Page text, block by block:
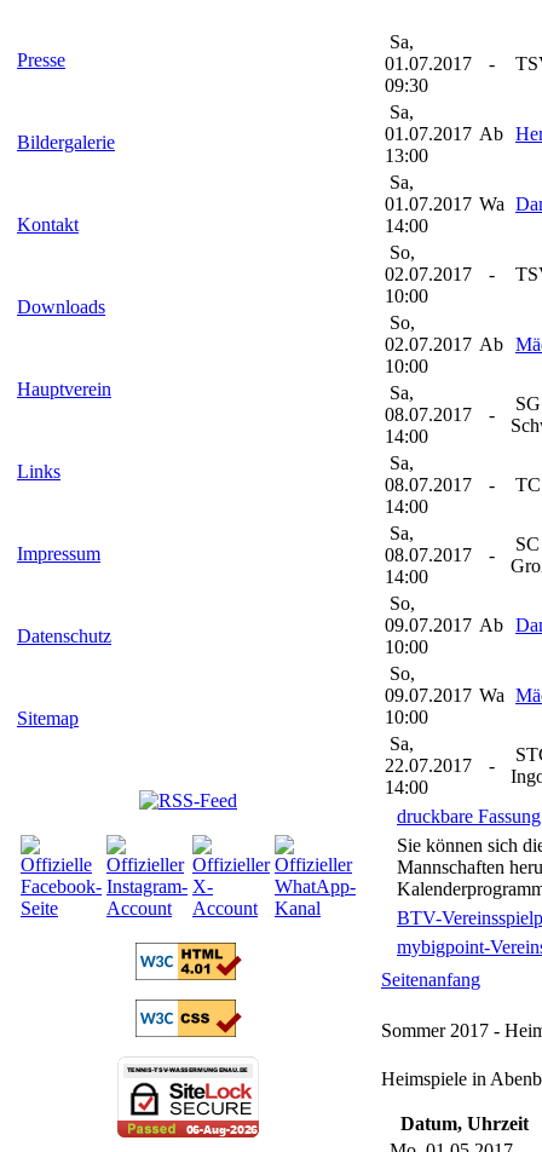
Presse
Bildergalerie
Kontakt
Downloads
Hauptverein
Links
Impressum
Datenschutz
Sitemap
Sa,
01.07.2017
09:30
-
Sa,
01.07.2017
13:00
Ab
Sa,
01.07.2017
14:00
Wa
So,
02.07.2017
10:00
-
So,
02.07.2017
10:00
Ab
Sa,
08.07.2017
14:00
-
Sa,
08.07.2017
14:00
-
Sa,
08.07.2017
14:00
-
SC
So,
09.07.2017
10:00
Ab
So,
09.07.2017
10:00
Wa
Sa,
22.07.2017
14:00
-
druckbare
Sie können sich
Mannschaften
BTV-
mybigpoint-
Seitenanfang
Sommer 2017 -
Heimspiele in
Datum, Uhrzeit